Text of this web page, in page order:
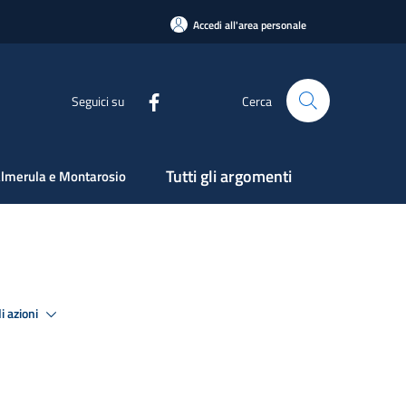
Accedi all'area personale
Seguici su Cerca
e Montarosio Tutti gli argomenti
azioni